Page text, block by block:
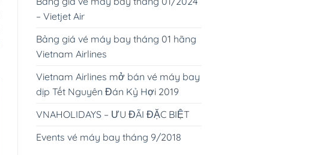
– Vietjet Air
Bảng giá vé máy bay tháng 01 hãng
Vietnam Airlines
Vietnam Airlines mở bán vé máy bay
dịp Tết Nguyên Đán Kỷ Hợi 2019
VNAHOLIDAYS – ƯU ĐÃI ĐẶC BIỆT
Events vé máy bay tháng 9/2018